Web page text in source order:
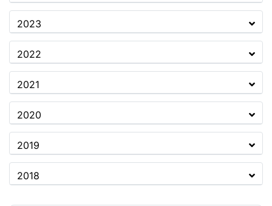
2023
2022
2021
2020
2019
2018